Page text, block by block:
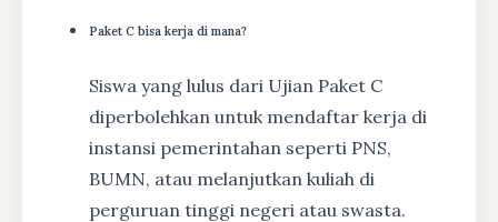
Paket C bisa kerja di mana?
Siswa yang lulus dari Ujian Paket C
diperbolehkan untuk mendaftar kerja di
instansi pemerintahan seperti PNS,
BUMN, atau melanjutkan kuliah di
perguruan tinggi negeri atau swasta.